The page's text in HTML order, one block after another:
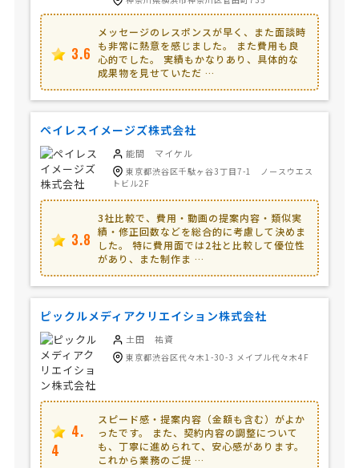
3.6
メッセージのレスポンスが早く、また面談時
も非常に熱意を感じました。 また費用も良
心的でした。 実績もかなりあり、具体的な
成果物を見せていただ …
ペイレスイメージズ株式会社
能間 マイケル
東京都渋谷区千駄ヶ谷3丁目7-1 ノースウエス
トビル2F
3.8
3社比較で、費用・動画の提案内容・類似実
績・修正回数などを総合的に考慮して決めま
した。 特に費用面では2社と比較して優位性
があり、また制作ま …
ピックルメディアクリエイション株式会社
土田 祐資
東京都渋谷区代々木1-30-3 メイプル代々木4F
4.
4
スピード感・提案内容（金額も含む）がよか
ったです。 また、契約内容の調整について
も、丁寧に進められて、安心感があります。
これから業務のご提 …